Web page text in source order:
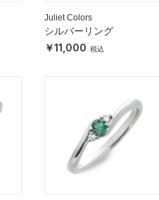
Juliet Colors
シルバーリング
11,000